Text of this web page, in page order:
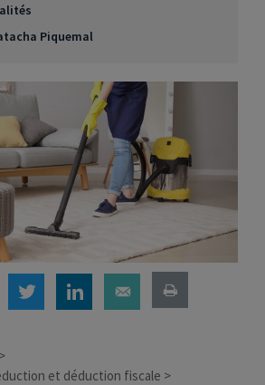
Piquemal
et déduction fiscale